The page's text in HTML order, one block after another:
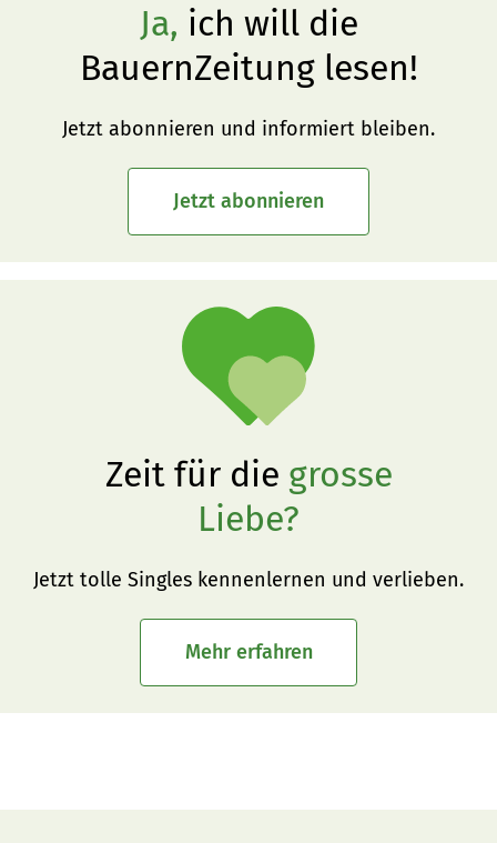
Ja, ich will die
BauernZeitung lesen!
Jetzt abonnieren und informiert bleiben.
Jetzt abonnieren
Zeit für die grosse
Liebe?
Jetzt tolle Singles kennenlernen und verlieben.
Mehr erfahren